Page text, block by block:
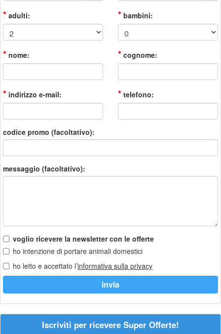
* adulti: * bambini:
* nome: * cognome:
* indirizzo e-mail: * telefono:
codice promo (facoltativo):
messaggio (facoltativo):
voglio ricevere la newsletter con le offerte
ho intenzione di portare animali domestici
ho letto e accettato l’informativa sulla privacy
Iscriviti per ricevere Super Offerte!